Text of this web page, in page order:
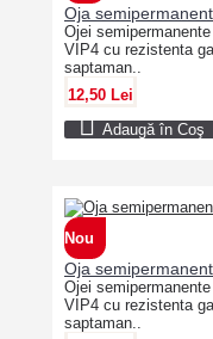
Oja
Ojei
VIP4 cu rezistenta
saptaman..
12,50 Lei
Adaugă în Coş
Nou
Oja
Ojei
VIP4 cu rezistenta
saptaman..